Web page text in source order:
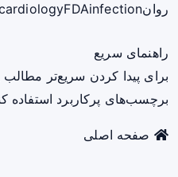
روان
FDAinfection
راهنمای سریع
برای پیدا کردن سریع‌تر
برچسب‌های پرکاربرد استفاده
صفحه اصلی